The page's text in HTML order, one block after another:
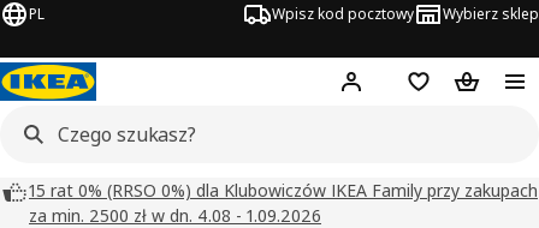
PL Wpisz kod pocztowy Wybierz sklep
Hej! Zaloguj się
Lista zakupowa
Koszyk
15 rat 0% (RRSO 0%) dla Klubowiczów IKEA Family przy zakupach
za min. 2500 zł w dn. 4.08 - 1.09.2026